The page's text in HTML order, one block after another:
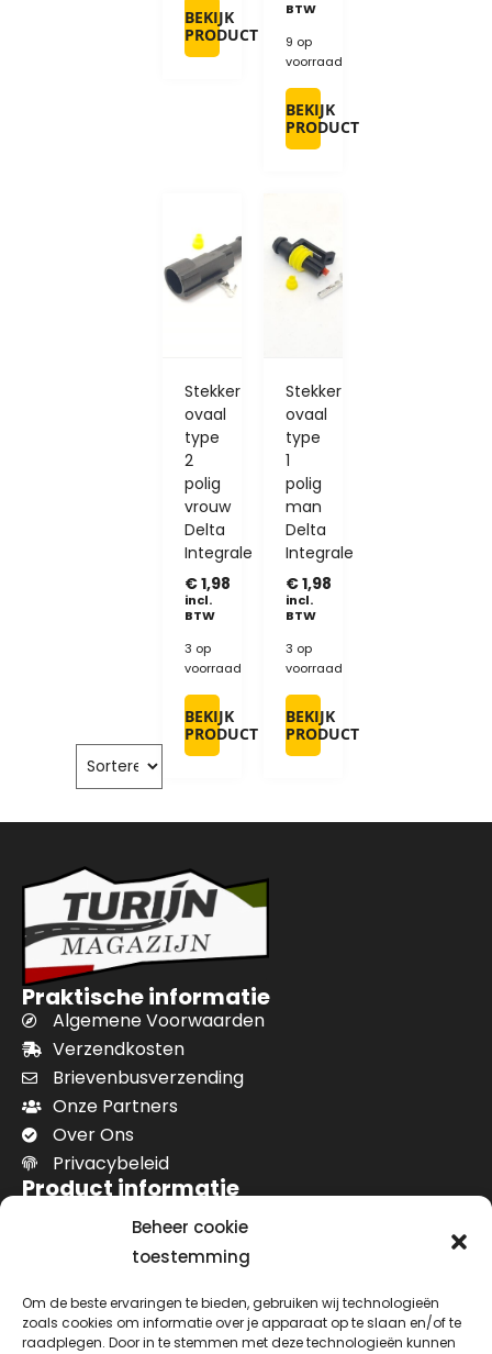
Beheer cookie
toestemming
Om de beste ervaringen te bieden, gebruiken wij technologieën
zoals cookies om informatie over je apparaat op te slaan en/of te
raadplegen. Door in te stemmen met deze technologieën kunnen
BEKIJK
PRODUCT
BTW
9 op
voorraad
BEKIJK
PRODUCT
Stekker
ovaal
type
2
polig
vrouw
Delta
Integrale
€1,98
incl.
BTW
3 op
voorraad
BEKIJK
PRODUCT
Stekker
ovaal
type
1
polig
man
Delta
Integrale
€1,98
incl.
BTW
3 op
voorraad
BEKIJK
PRODUCT
Praktische informatie
Algemene Voorwaarden
Verzendkosten
Brievenbusverzending
Onze Partners
Over Ons
Privacybeleid
Product informatie
Lancia Kapa instrumentenpaneel vervangen
Lancia Kappa Coupé naafdeksel
Lancia Kappa versnellingspook
Lancia Ypsilon olifant logo